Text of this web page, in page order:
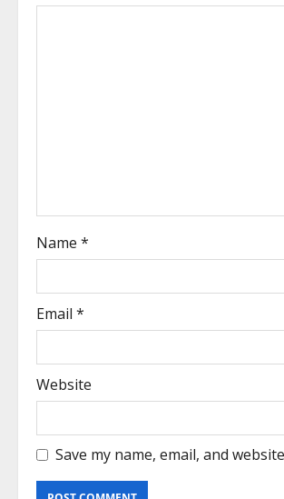
Name *
Email *
Website
Save my name, email, and